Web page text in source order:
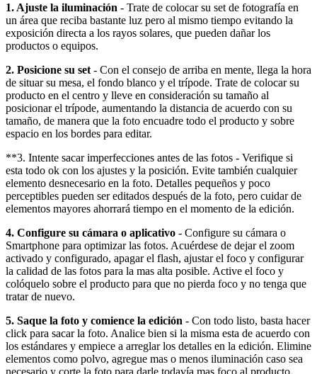
1. Ajuste la iluminación - Trate de colocar su set de fotografía en
un área que reciba bastante luz pero al mismo tiempo evitando la
exposición directa a los rayos solares, que pueden dañar los
productos o equipos.
2. Posicione su set - Con el consejo de arriba en mente, llega la hora
de situar su mesa, el fondo blanco y el trípode. Trate de colocar su
producto en el centro y lleve en consideración su tamaño al
posicionar el trípode, aumentando la distancia de acuerdo con su
tamaño, de manera que la foto encuadre todo el producto y sobre
espacio en los bordes para editar.
**3. Intente sacar imperfecciones antes de las fotos - Verifique si
esta todo ok con los ajustes y la posición. Evite también cualquier
elemento desnecesario en la foto. Detalles pequeños y poco
perceptibles pueden ser editados después de la foto, pero cuidar de
elementos mayores ahorrará tiempo en el momento de la edición.
4. Configure su cámara o aplicativo - Configure su cámara o
Smartphone para optimizar las fotos. Acuérdese de dejar el zoom
activado y configurado, apagar el flash, ajustar el foco y configurar
la calidad de las fotos para la mas alta posible. Active el foco y
colóquelo sobre el producto para que no pierda foco y no tenga que
tratar de nuevo.
5. Saque la foto y comience la edición - Con todo listo, basta hacer
click para sacar la foto. Analice bien si la misma esta de acuerdo con
los estándares y empiece a arreglar los detalles en la edición. Elimine
elementos como polvo, agregue mas o menos iluminación caso sea
necesario y corte la foto para darle todavía mas foco al producto.